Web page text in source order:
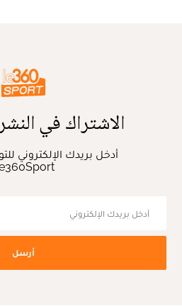
الاشتراك في
أدخل بريدك الإلكتروني
أرسل